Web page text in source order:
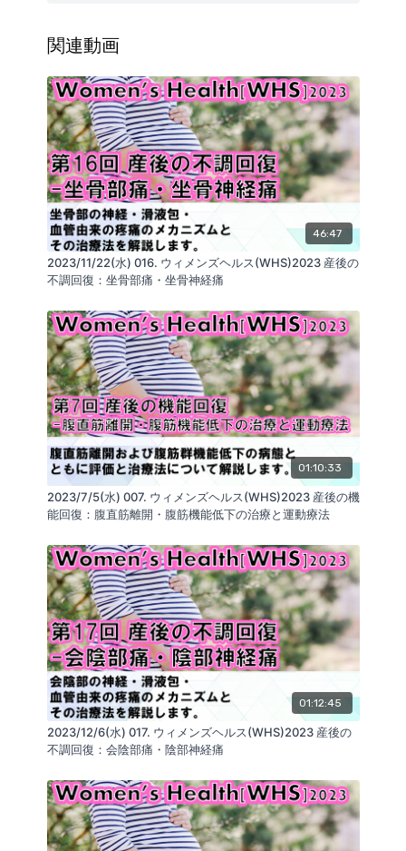
関連動画
46:47
2023/11/22(水) 016. ウィメンズヘルス(WHS)2023 産後の
不調回復：坐骨部痛・坐骨神経痛
01:10:33
2023/7/5(水) 007. ウィメンズヘルス(WHS)2023 産後の機
能回復：腹直筋離開・腹筋機能低下の治療と運動療法
01:12:45
2023/12/6(水) 017. ウィメンズヘルス(WHS)2023 産後の
不調回復：会陰部痛・陰部神経痛